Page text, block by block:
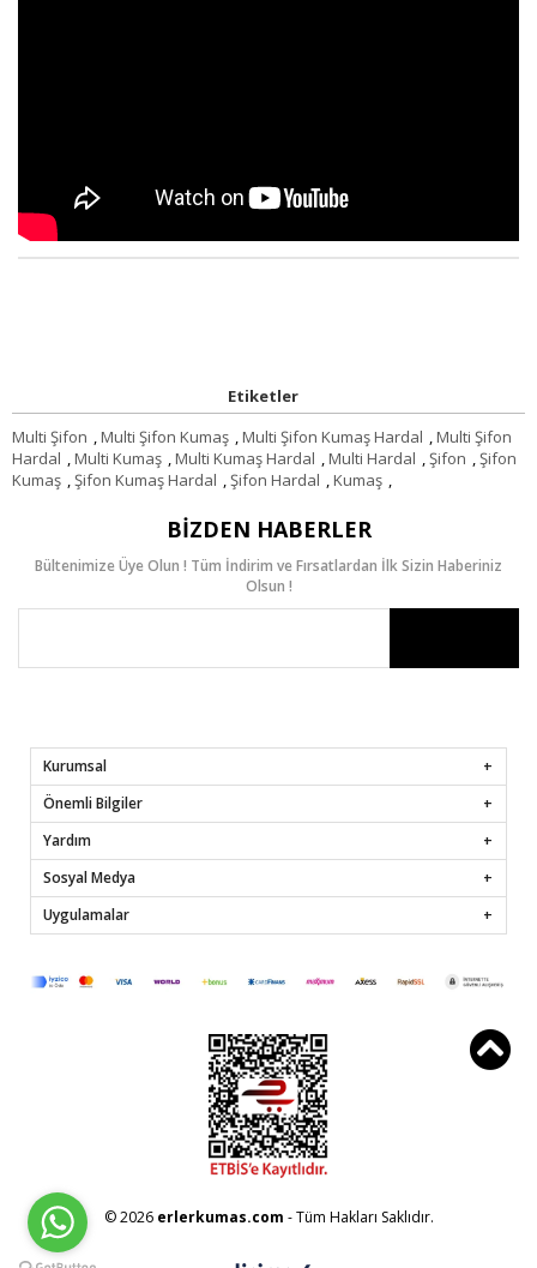
Etiketler
Multi Şifon ,Multi Şifon Kumaş ,Multi Şifon Kumaş Hardal ,Multi Şifon
Hardal ,Multi Kumaş ,Multi Kumaş Hardal ,Multi Hardal ,Şifon ,Şifon
Kumaş ,Şifon Kumaş Hardal ,Şifon Hardal ,Kumaş ,
BIZDEN HABERLER
Bültenimize Üye Olun ! Tüm İndirim ve Fırsatlardan İlk Sizin Haberiniz
Olsun !
Kurumsal
Önemli Bilgiler
Yardım
Sosyal Medya
Uygulamalar
© 2026 erlerkumas.com - Tüm Hakları Saklıdır.